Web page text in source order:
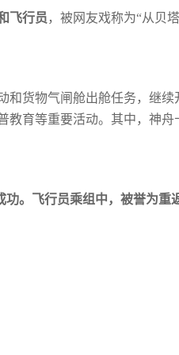
飞行员 ，被网友戏称为“从贝
和货物气闸舱出舱任务，继续
教育等重要活动。其中，神舟
功。飞行员乘组中，被誉为重